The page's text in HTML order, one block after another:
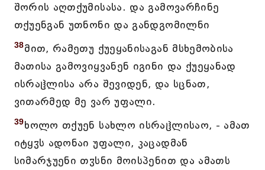
შორის აღთქუმისასა. და გამოვარჩინე
თქუენგან უთნონი და განდგომილნი
38მით, რამეთუ ქუეყანისაგან მსხემობისა
მათისა გამოვიყვანენ იგინი და ქუეყანად
ისრაჱლისა არა შევიდენ, და სცნათ,
ვითარმედ მე ვარ უფალი.
39ხოლო თქუენ სახლო ისრაჱლისაო, - ამათ
იტყჳს ადონაი უფალი, კაცადმან
სიმარჯუენი თჳსნი მოისპენით და ამათს